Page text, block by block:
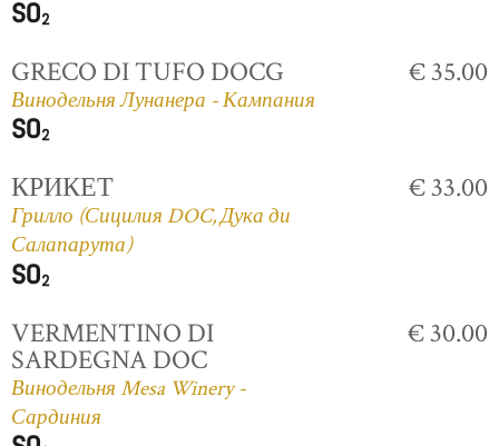
GRECO DI TUFO DOCG
Винодельня Лунанера - Кампания
€ 35.00
КРИКЕТ
Грилло (Сицилия DOC, Дука ди
Салапарута)
€ 33.00
VERMENTINO DI
SARDEGNA DOC
Винодельня Mesa Winery -
Сардиния
€ 30.00